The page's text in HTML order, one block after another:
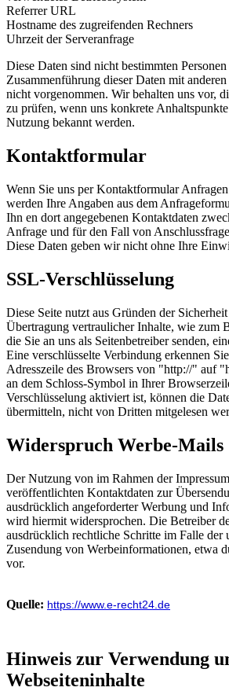
Referrer URL
Hostname des zugreifenden Rechners
Uhrzeit der Serveranfrage
Diese Daten sind nicht bestimmten
Zusammenführung dieser Daten mit
nicht vorgenommen. Wir behalten uns vor,
zu prüfen, wenn uns konkrete
Nutzung bekannt werden.
Kontaktformular
Wenn Sie uns per Kontaktformular
werden Ihre Angaben aus dem
Ihn en dort angegebenen Kontaktdaten
Anfrage und für den Fall von
Diese Daten geben wir nicht ohne Ihre
SSL-Verschlüsselung
Diese Seite nutzt aus Gründen der
Übertragung vertraulicher Inhalte, wie zum
die Sie an uns als Seitenbetreiber senden,
Eine verschlüsselte Verbindung erkennen
Adresszeile des Browsers von "http://" auf
an dem Schloss-Symbol in Ihrer
Verschlüsselung aktiviert ist, können die
übermitteln, nicht von Dritten mitgelesen
Widerspruch Werbe-Mails
Der Nutzung von im Rahmen der
veröffentlichten Kontaktdaten zur
ausdrücklich angeforderter Werbung und
wird hiermit widersprochen. Die Betreiber
ausdrücklich rechtliche Schritte im Falle der
Zusendung von Werbeinformationen, etwa
vor.
Quelle: https://www.e-recht24.de
Hinweis zur Verwendung
Webseiteninhalte